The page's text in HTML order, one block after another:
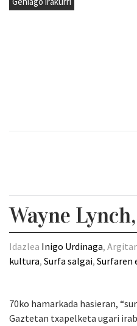
Wayne
Idazlea Inigo Urdinaga,
kultura, Surfa salgai, Surfaren
70ko hamarkada hasieran,
Gaztetan txapelketa ugari